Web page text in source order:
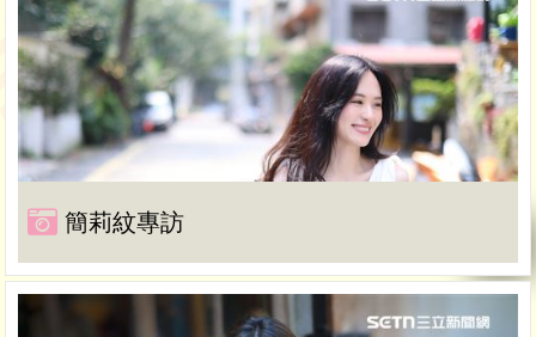
簡莉紋專訪